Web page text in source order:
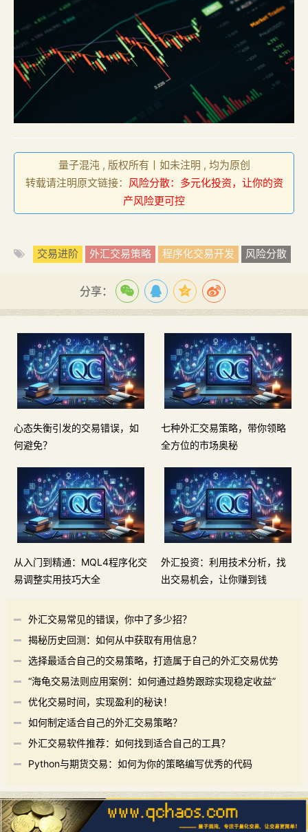
量子混沌 , 版权所有丨如未注明 , 均为原创
转载请注明原文链接： 风险分散：多元化投资，让你的资
产风险更可控
交易进阶 外汇交易策略 程序化交易开发 风险分散
分享：
心态失衡引发的交易错误，如
何避免？
七种外汇交易策略，带你领略
全方位的市场奥秘
从入门到精通：MQL4程序化交
易调整实用技巧大全
外汇投资：利用技术分析，找
出交易机会，让你赚到钱
外汇交易常见的错误，你中了多少招？
揭秘历史回测：如何从中获取有用信息？
选择最适合自己的交易策略，打造属于自己的外汇交易优势
“海龟交易法则应用案例：如何通过趋势跟踪实现稳定收益”
优化交易时间，实现盈利的秘诀！
如何制定适合自己的外汇交易策略？
外汇交易软件推荐：如何找到适合自己的工具？
Python与期货交易：如何为你的策略编写优秀的代码